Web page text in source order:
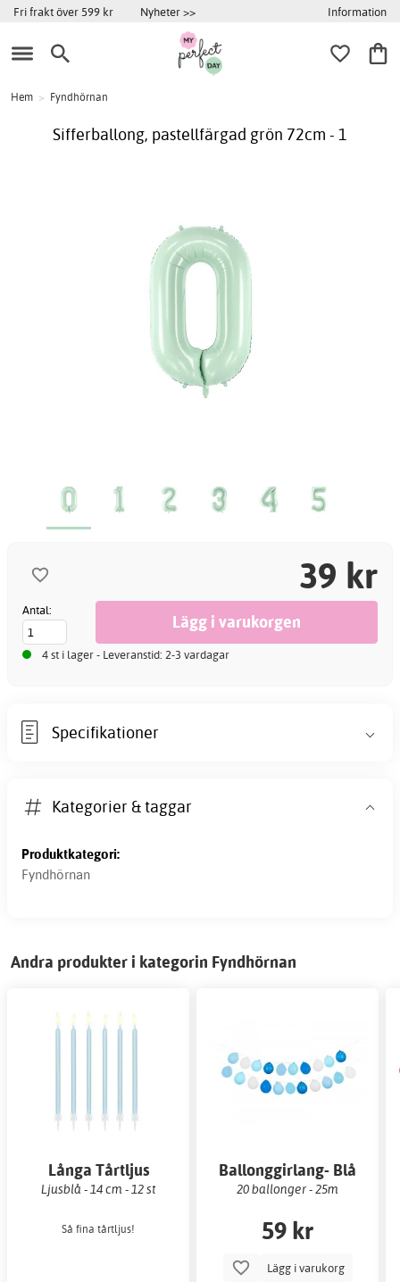
Fri frakt över 599 kr Nyheter >> Information
Hem > Fyndhörnan
Sifferballong, pastellfärgad grön 72cm - 1
39 kr
Antal:
4 st i lager - Leveranstid: 2-3 vardagar
Specifikationer
Kategorier & taggar
Produktkategori:
Fyndhörnan
Andra produkter i kategorin Fyndhörnan
Långa Tårtljus
Ljusblå - 14 cm - 12 st
Så fina tårtljus!
Ballonggirlang- Blå
20 ballonger - 25m
59 kr
Lägg i varukorg